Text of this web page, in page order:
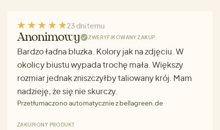
23 dni temu
Anonimowy ZWERYFIKOWANY ZAKUP
Bardzo ładna bluzka. Kolory jak na zdjęciu. W
okolicy biustu wypada trochę mała. Większy
rozmiar jednak zniszczyłby taliowany krój. Mam
nadzieję, że się nie skurczy.
Przetłumaczono automatycznie z bellagreen.de
ZAKUPIONY PRODUKT